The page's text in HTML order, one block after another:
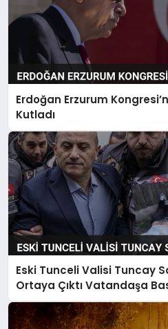
Erdoğan Erzurum
Kutladı
Eski Tunceli Valisi Tuncay
Ortaya Çıktı Vatandaşa